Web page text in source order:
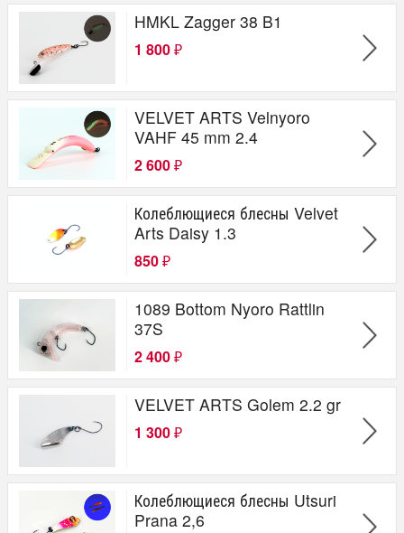
HMKL Zagger 38 B1
1 800 ₽
VELVET ARTS Velnyoro
VAHF 45 mm 2.4
2 600 ₽
Колеблющиеся блесны Velvet
Arts Daisy 1.3
850 ₽
1089 Bottom Nyoro Rattlin
37S
2 400 ₽
VELVET ARTS Golem 2.2 gr
1 300 ₽
Колеблющиеся блесны Utsuri
Prana 2,6